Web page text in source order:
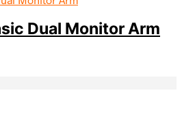
Dual Monitor Arm